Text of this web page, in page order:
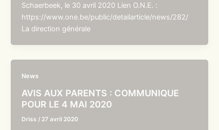
Schaerbeek, le 30 avril 2020 Lien O.N.E. :
https://www.one.be/public/detailarticle/news/282/
La direction générale
News
AVIS AUX PARENTS : COMMUNIQUE
POUR LE 4 MAI 2020
Driss / 27 avril 2020